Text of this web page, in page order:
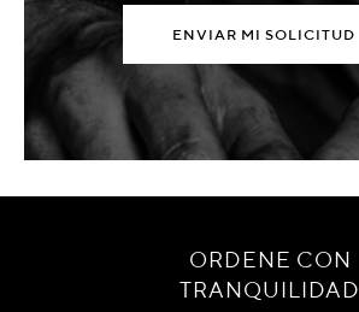
ENVIAR MI SOLICITUD
ORDENE CON
TRANQUILIDAD